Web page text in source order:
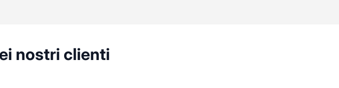
nostri clienti